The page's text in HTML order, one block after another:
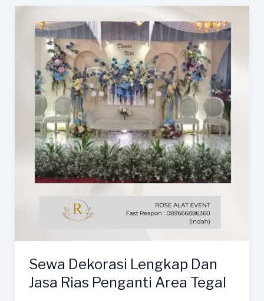
Sewa Dekorasi Lengkap Dan
Jasa Rias Penganti Area Tegal